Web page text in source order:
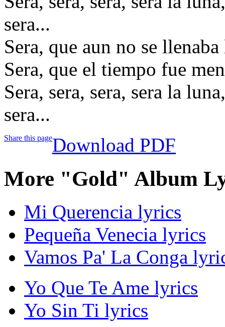
sera...
Sera, que aun no se
Sera, que el tiempo fue
Sera, sera, sera, sera la
sera...
Share this pageDownload PDF
More "Gold" Album
Mi Querencia lyrics
Pequeña Venecia lyrics
Vamos Pa' La Conga
Yo Que Te Ame lyrics
Yo Sin Ti lyrics